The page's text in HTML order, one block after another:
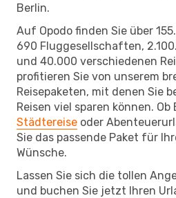
Berlin.
Auf Opodo finden Sie über
690 Fluggesellschaften,
und 40.000 verschiedenen
profitieren Sie von unserem
Reisepaketen, mit denen Sie
Reisen viel sparen können. Ob
Städtereise oder
Sie das passende Paket für
Wünsche.
Lassen Sie sich die tollen
und buchen Sie jetzt Ihren